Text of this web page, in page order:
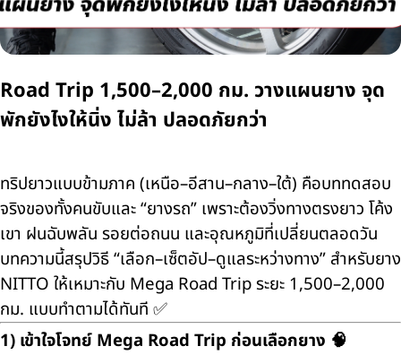
Road Trip 1,500–2,000 กม. วางแผนยาง จุด
พักยังไงให้นิ่ง ไม่ล้า ปลอดภัยกว่า
ทริปยาวแบบข้ามภาค (เหนือ–อีสาน–กลาง–ใต้) คือบททดสอบ
จริงของทั้งคนขับและ “ยางรถ” เพราะต้องวิ่งทางตรงยาว โค้ง
เขา ฝนฉับพลัน รอยต่อถนน และอุณหภูมิที่เปลี่ยนตลอดวัน
บทความนี้สรุปวิธี “เลือก–เซ็ตอัป–ดูแลระหว่างทาง” สำหรับยาง
NITTO ให้เหมาะกับ Mega Road Trip ระยะ 1,500–2,000
กม. แบบทำตามได้ทันที ✅
1) เข้าใจโจทย์ Mega Road Trip ก่อนเลือกยาง 🧠